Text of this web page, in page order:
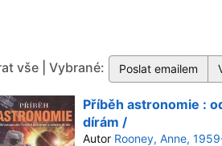
vše | Vybrané:
Příběh astronomie :
dírám /
Autor Rooney, Anne,